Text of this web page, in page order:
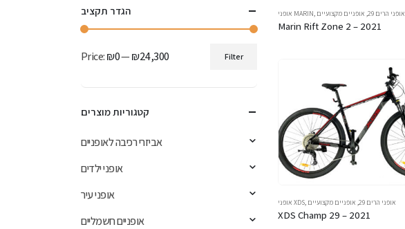
אופני MARIN, אופני הרים 29 , אופניים מקצועיים
Marin Rift Zone 2 – 2021
אופני XDS, אופני הרים 29 , אופניים מקצועיים
XDS Champ 29 – 2021
הגדר תקציב
price
price
Filter
Price:₪0—₪24,300
קטגוריות מוצרים
אביזרי רכיבה לאופניים
אופני ילדים
אופני עיר
אופניים חשמליים